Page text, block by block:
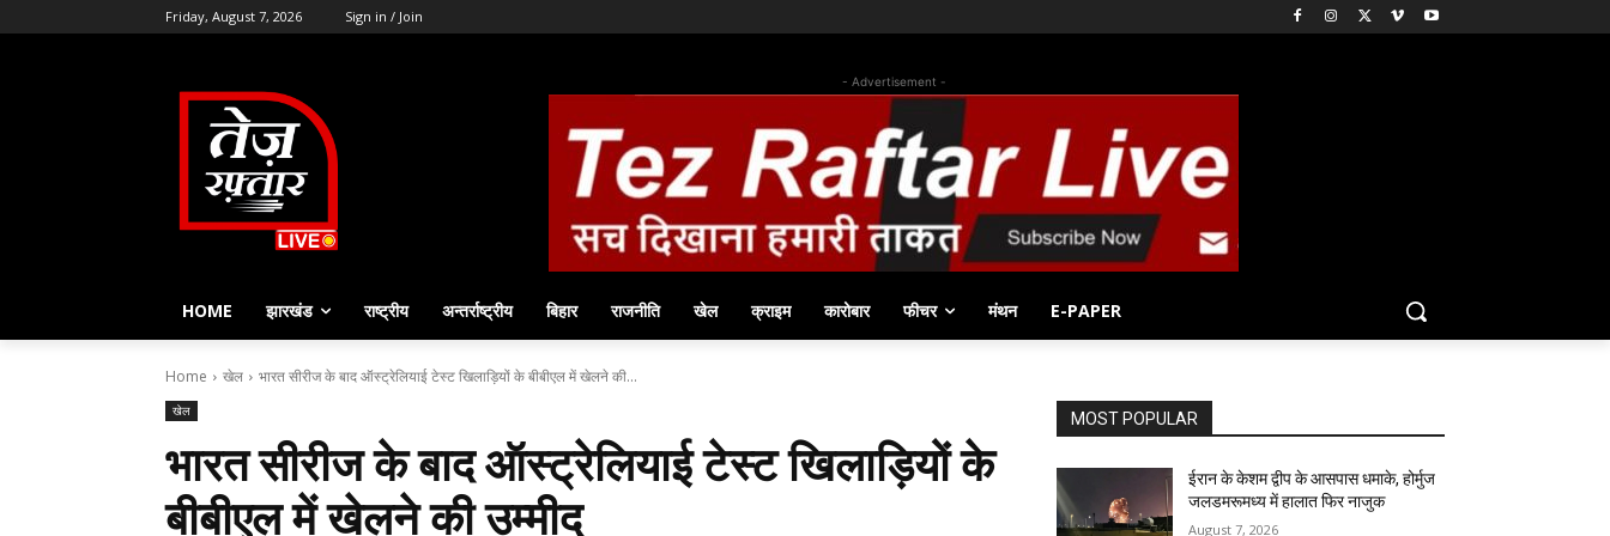
Friday, August 7, 2026 Sign in / Join
- Advertisement -
HOME झारखंड राष्ट्रीय अन्तर्राष्ट्रीय बिहार राजनीति खेल क्राइम कारोबार फीचर मंथन E-PAPER
Home खेल भारत सीरीज के बाद ऑस्ट्रेलियाई टेस्ट खिलाड़ियों के बीबीएल में खेलने की...
खेल
भारत सीरीज के बाद ऑस्ट्रेलियाई टेस्ट खिलाड़ियों के
बीबीएल में खेलने की उम्मीद
MOST POPULAR
ईरान के केशम द्वीप के आसपास धमाके, होर्मुज
जलडमरूमध्य में हालात फिर नाजुक
August 7, 2026